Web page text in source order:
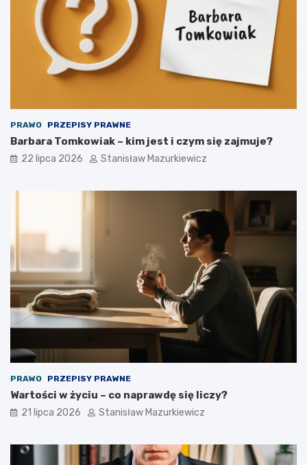
PRAWO PRZEPISY PRAWNE
Barbara Tomkowiak – kim jest i czym się zajmuje?
22 lipca 2026 Stanisław Mazurkiewicz
PRAWO PRZEPISY PRAWNE
Wartości w życiu – co naprawdę się liczy?
21 lipca 2026 Stanisław Mazurkiewicz